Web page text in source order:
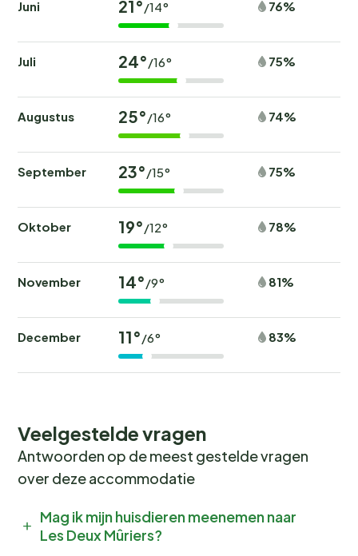
Juni 21°/14° 76%
Juli 24°/16° 75%
Augustus 25°/16° 74%
September 23°/15° 75%
Oktober 19°/12° 78%
November 14°/9° 81%
December 11°/6° 83%
Veelgestelde vragen
Antwoorden op de meest gestelde vragen
over deze accommodatie
Mag ik mijn huisdieren meenemen naar
Les Deux Mûriers?